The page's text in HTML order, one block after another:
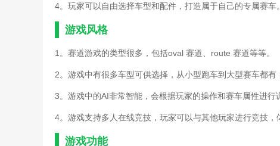
4。玩家可以自由选择车型和配件，打造属于自己的专属赛车。
游戏风格
1。赛道游戏的类型很多，包括oval 赛道、route 赛道等等。
2。游戏中有很多车型可供选择，从小型跑车到大型赛车都有
3。游戏中的AI非常智能，会根据玩家的操作和赛车属性进行
4。游戏支持多人在线竞技，玩家可以与其他玩家进行竞技，
游戏功能